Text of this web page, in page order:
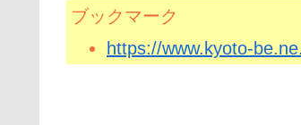
ブックマーク
https://www.kyoto-